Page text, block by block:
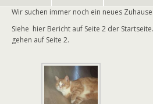
Wir suchen immer noch ein neues Zuhause:
Siehe hier Bericht auf Seite 2 der
gehen auf Seite 2.